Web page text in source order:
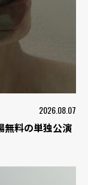
2026.08.07
無料の単独公演